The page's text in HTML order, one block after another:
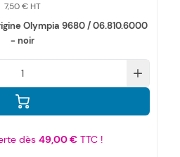
7,50 €
Olympia 9680 / 06.810.6000
- noir
dès 49,00 €TTC !